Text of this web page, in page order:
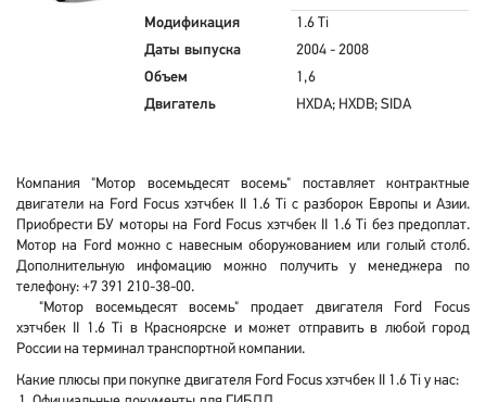
Модификация
1.6 Ti
Даты выпуска
2004 - 2008
Объем
1,6
Двигатель
HXDA; HXDB; SIDA
Компания "Мотор восемьдесят восемь" поставляет контрактные
двигатели на Ford Focus хэтчбек II 1.6 Ti с разборок Европы и Азии.
Приобрести БУ моторы на Ford Focus хэтчбек II 1.6 Ti без предоплат.
Мотор на Ford можно с навесным оборужованием или голый столб.
Дополнительную инфомацию можно получить у менеджера по
телефону: +7 391 210-38-00.
"Мотор восемьдесят восемь" продает двигателя Ford Focus
хэтчбек II 1.6 Ti в Красноярске и может отправить в любой город
России на терминал транспортной компании.
Какие плюсы при покупке двигателя Ford Focus хэтчбек II 1.6 Ti у нас: